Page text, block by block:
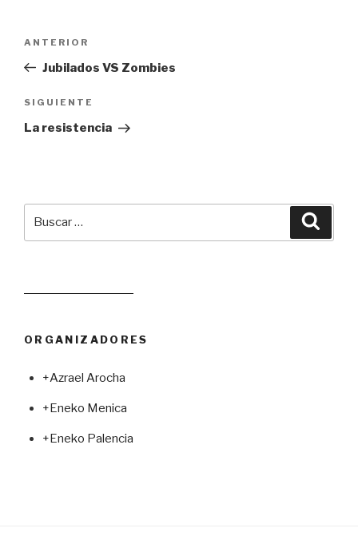
entradas
Entrada
anterior:
ANTERIOR
Jubilados VS Zombies
Siguiente
entrada
SIGUIENTE
La resistencia
ORGANIZADORES
+Azrael Arocha
+Eneko Menica
+Eneko Palencia